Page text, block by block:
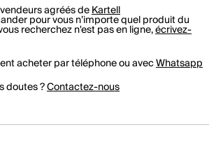
agréés deKartell
pour vous n’importe quel produit du
recherchez n'est pas en ligne,écrivez-
acheter par téléphone ou avecWhatsapp
doutes ?Contactez-nous